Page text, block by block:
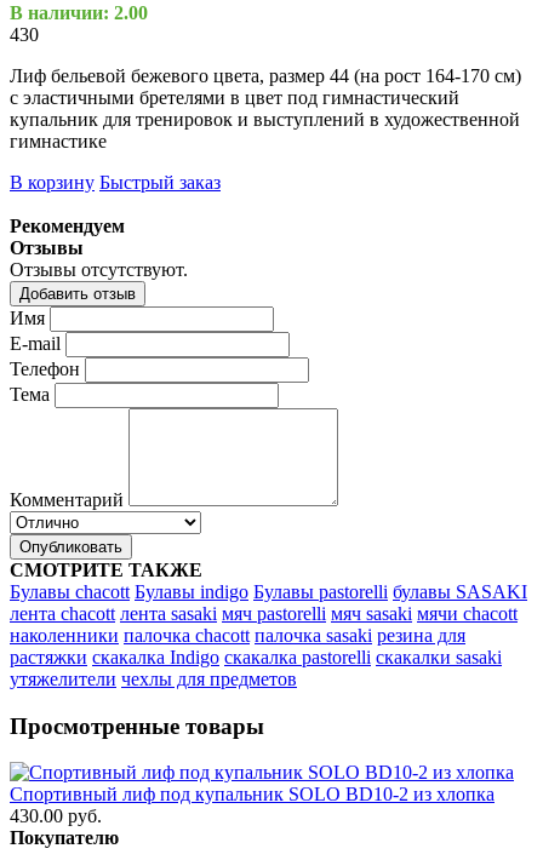
В наличии: 2.00
430
Лиф бельевой бежевого цвета, размер 44 (на рост 164-170 см)
с эластичными бретелями в цвет под гимнастический
купальник для тренировок и выступлений в художественной
гимнастике
В корзину Быстрый заказ
Рекомендуем
Отзывы
Отзывы отсутствуют.
Добавить отзыв
Имя
E-mail
Телефон
Тема
Комментарий
Опубликовать
СМОТРИТЕ ТАКЖЕ
Булавы chacott Булавы indigo Булавы pastorelli булавы SASAKI
лента chacott лента sasaki мяч pastorelli мяч sasaki мячи chacott
наколенники палочка chacott палочка sasaki резина для
растяжки скакалка Indigo скакалка pastorelli скакалки sasaki
утяжелители чехлы для предметов
Просмотренные товары
Спортивный лиф под купальник SOLO BD10-2 из хлопка
430.00 руб.
Покупателю